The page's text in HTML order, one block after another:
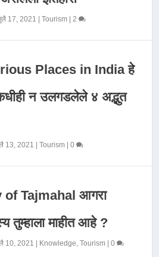
17, 2021 |Tourism |2
Places in India हे
न उलगडलेले ४ अद्भुत
13, 2021 |Tourism |0
of Tajmahal आगरा
तुम्हाला माहीत आहे ?
10, 2021 Knowledge,Tourism |0